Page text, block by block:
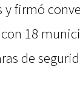
y firmó
18
de